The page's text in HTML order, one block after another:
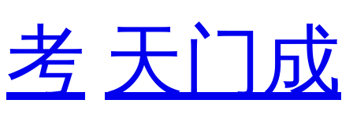
考 天门成